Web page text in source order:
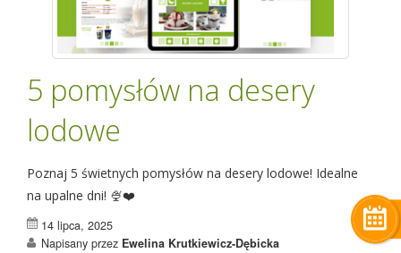
5 pomysłów na desery
lodowe
Poznaj 5 świetnych pomysłów na desery lodowe! Idealne
na upalne dni! 🍨❤️
14 lipca, 2025
Napisany przez Ewelina Krutkiewicz-Dębicka